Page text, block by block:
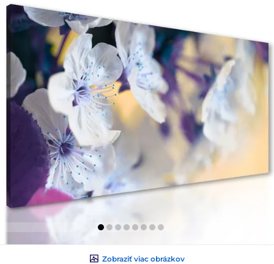
Zobraziť viac obrázkov